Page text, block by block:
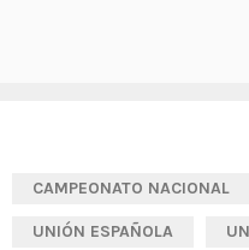
CAMPEONATO NACIONAL
UNIÓN ESPAÑOLA